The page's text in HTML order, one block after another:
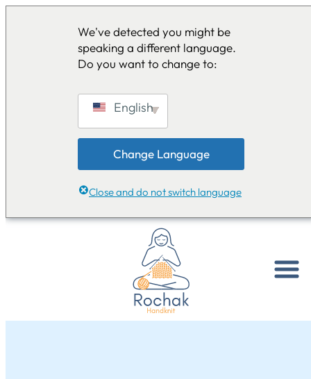
We've detected you might be
speaking a different language.
Do you want to change to:
English
Change Language
Close and do not switch language